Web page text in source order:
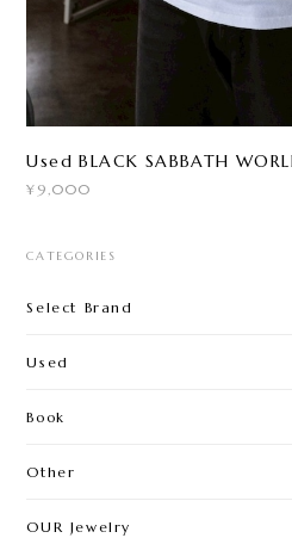
Used BLACK SABBATH
¥9,000
CATEGORIES
Select Brand
Used
Book
Other
OUR Jewelry